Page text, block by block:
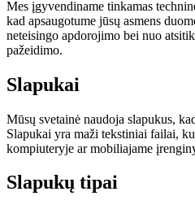
Mes įgyvendiname tinkamas
kad apsaugotume jūsų asmens
neteisingo apdorojimo bei nuo
pažeidimo.
Slapukai
Mūsų svetainė naudoja slapukus,
Slapukai yra maži tekstiniai failai,
kompiuteryje ar mobiliajame
Slapukų tipai